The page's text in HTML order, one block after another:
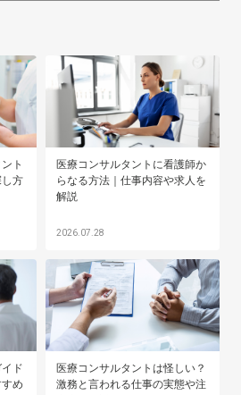
ト
方
医療コンサルタントに看護師か
らなる方法｜仕事内容や求人を
解説
2026.07.28
ド
め
医療コンサルタントは怪しい？
激務と言われる仕事の実態や注